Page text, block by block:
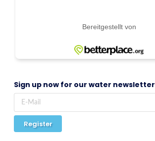
Sign up now for our water newsletter
Register